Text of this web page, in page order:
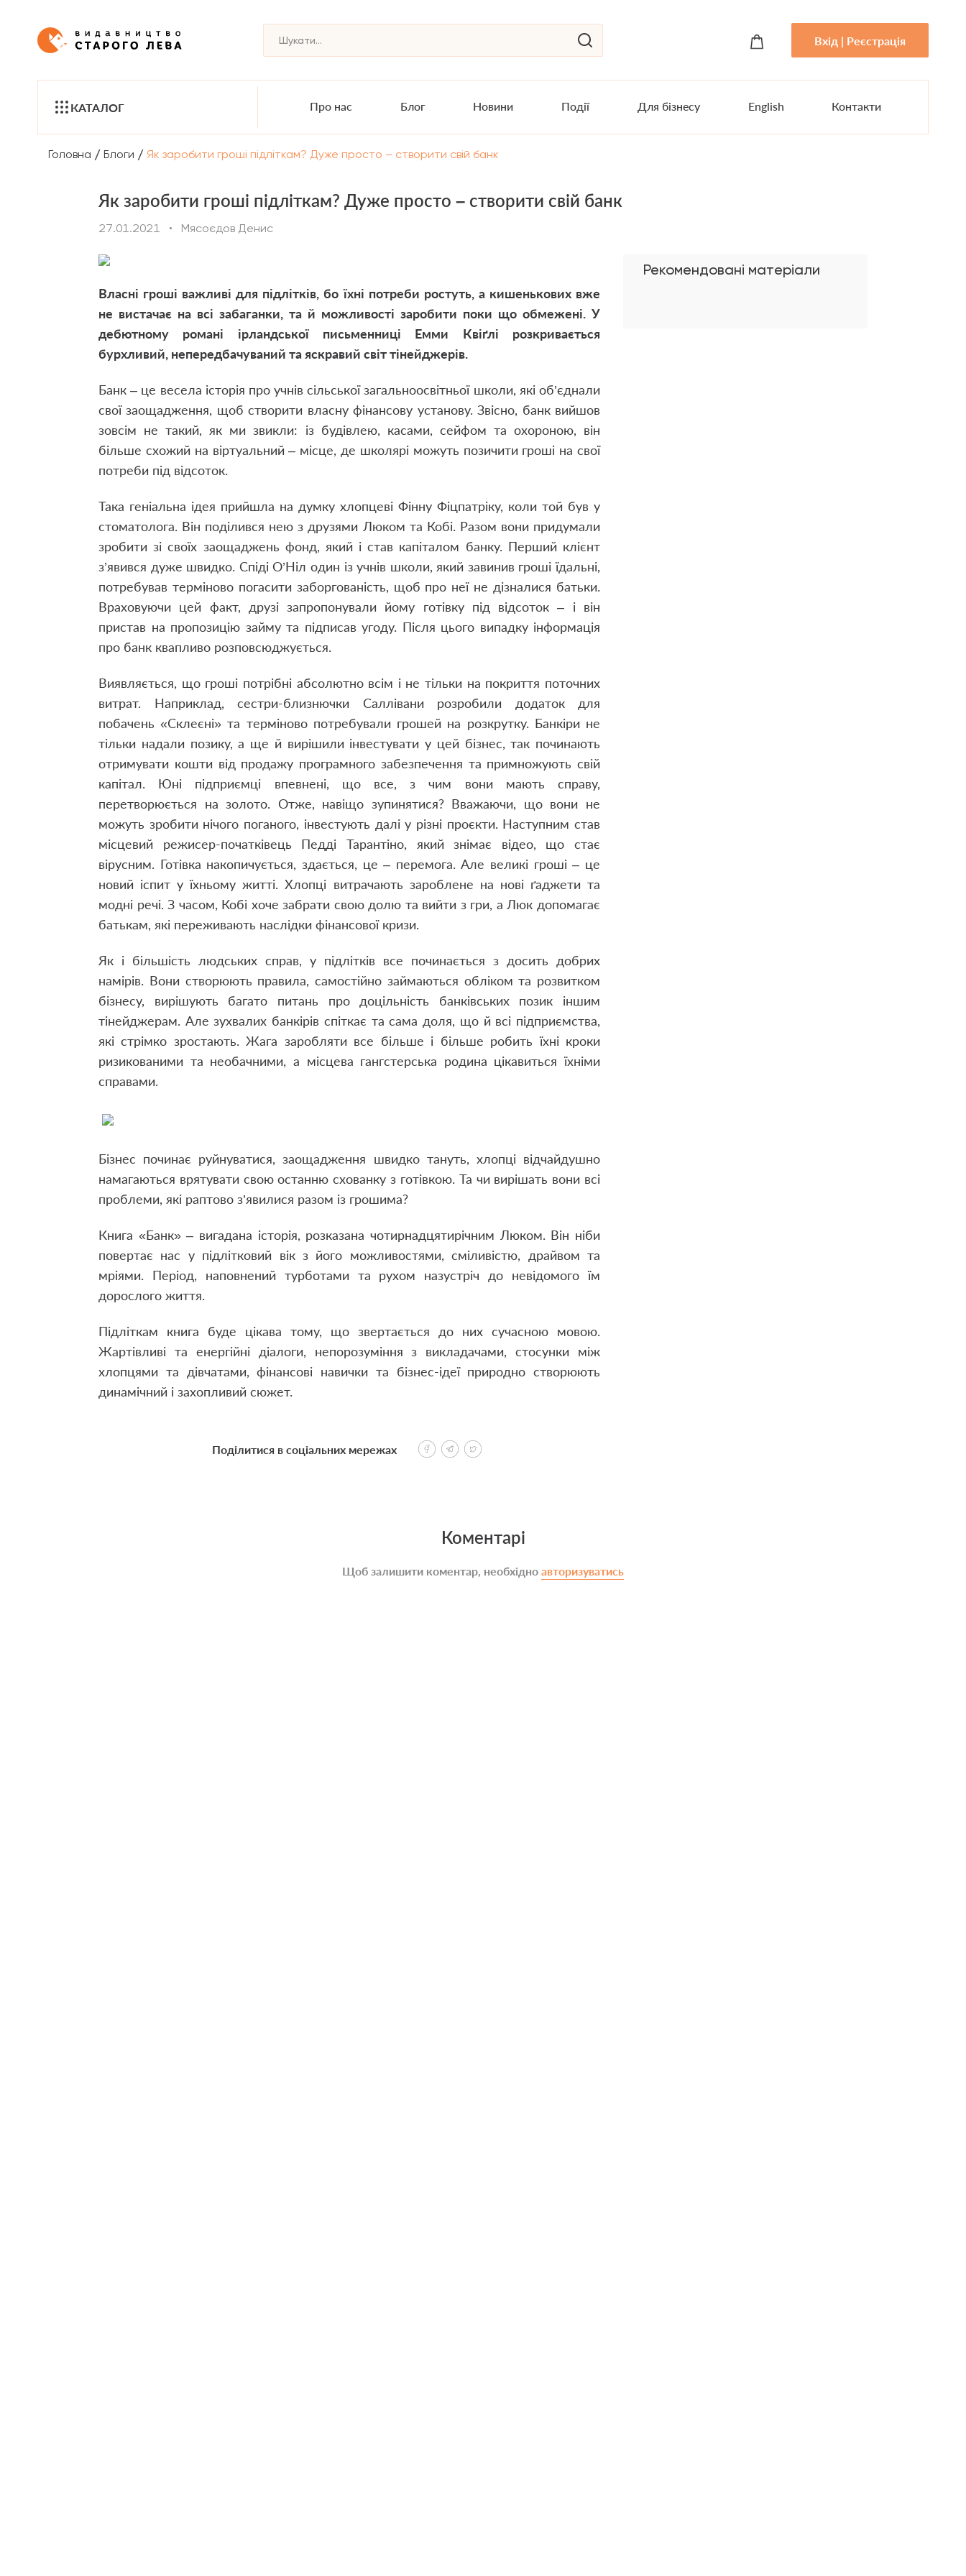
Вхід | Реєстрація
КАТАЛОГ Про нас Блог Новини Події Для бізнесу English Контакти
Головна / Блоги / Як заробити гроші підліткам? Дуже просто – створити свій банк
Як заробити гроші підліткам? Дуже просто – створити свій банк
27.01.2021 • Мясоєдов Денис
Власні гроші важливі для підлітків, бо їхні потреби ростуть, а кишенькових вже
не вистачає на всі забаганки, та й можливості заробити поки що обмежені. У
дебютному романі ірландської письменниці Емми Квіґлі розкривається
бурхливий, непередбачуваний та яскравий світ тінейджерів.
Банк – це весела історія про учнів сільської загальноосвітньої школи, які об’єднали
свої заощадження, щоб створити власну фінансову установу. Звісно, банк вийшов
зовсім не такий, як ми звикли: із будівлею, касами, сейфом та охороною, він
більше схожий на віртуальний – місце, де школярі можуть позичити гроші на свої
потреби під відсоток.
Така геніальна ідея прийшла на думку хлопцеві Фінну Фіцпатріку, коли той був у
стоматолога. Він поділився нею з друзями Люком та Кобі. Разом вони придумали
зробити зі своїх заощаджень фонд, який і став капіталом банку. Перший клієнт
з’явився дуже швидко. Спіді О’Ніл один із учнів школи, який завинив гроші їдальні,
потребував терміново погасити заборгованість, щоб про неї не дізналися батьки.
Враховуючи цей факт, друзі запропонували йому готівку під відсоток – і він
пристав на пропозицію займу та підписав угоду. Після цього випадку інформація
про банк квапливо розповсюджується.
Виявляється, що гроші потрібні абсолютно всім і не тільки на покриття поточних
витрат. Наприклад, сестри-близнючки Саллівани розробили додаток для
побачень «Склеєні» та терміново потребували грошей на розкрутку. Банкіри не
тільки надали позику, а ще й вирішили інвестувати у цей бізнес, так починають
отримувати кошти від продажу програмного забезпечення та примножують свій
капітал. Юні підприємці впевнені, що все, з чим вони мають справу,
перетворюється на золото. Отже, навіщо зупинятися? Вважаючи, що вони не
можуть зробити нічого поганого, інвестують далі у різні проєкти. Наступним став
місцевий режисер-початківець Педді Тарантіно, який знімає відео, що стає
вірусним. Готівка накопичується, здається, це – перемога. Але великі гроші – це
новий іспит у їхньому житті. Хлопці витрачають зароблене на нові ґаджети та
модні речі. З часом, Кобі хоче забрати свою долю та вийти з гри, а Люк допомагає
батькам, які переживають наслідки фінансової кризи.
Як і більшість людських справ, у підлітків все починається з досить добрих
намірів. Вони створюють правила, самостійно займаються обліком та розвитком
бізнесу, вирішують багато питань про доцільність банківських позик іншим
тінейджерам. Але зухвалих банкірів спіткає та сама доля, що й всі підприємства,
які стрімко зростають. Жага заробляти все більше і більше робить їхні кроки
ризикованими та необачними, а місцева гангстерська родина цікавиться їхніми
справами.
Бізнес починає руйнуватися, заощадження швидко тануть, хлопці відчайдушно
намагаються врятувати свою останню схованку з готівкою. Та чи вирішать вони всі
проблеми, які раптово з’явилися разом із грошима?
Книга «Банк» – вигадана історія, розказана чотирнадцятирічним Люком. Він ніби
повертає нас у підлітковий вік з його можливостями, сміливістю, драйвом та
мріями. Період, наповнений турботами та рухом назустріч до невідомого їм
дорослого життя.
Підліткам книга буде цікава тому, що звертається до них сучасною мовою.
Жартівливі та енергійні діалоги, непорозуміння з викладачами, стосунки між
хлопцями та дівчатами, фінансові навички та бізнес-ідеї природно створюють
динамічний і захопливий сюжет.
Рекомендовані матеріали
Поділитися в соціальних мережах
Коментарі
Щоб залишити коментар, необхідно авторизуватись